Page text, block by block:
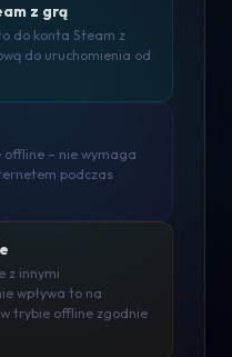
z grą
do konta Steam z
do uruchomienia od
– nie wymaga
podczas
z innymi
wpływa to na
trybie offline zgodnie